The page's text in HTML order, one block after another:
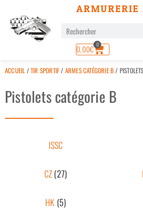
ARMURERIE
0,00€ 0
ACCUEIL /TIR SPORTIF/ ARMES CATÉGORIE B/
Pistolets catégorie B
ISSC
CZ(27)
HK (5)